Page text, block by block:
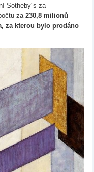
Sotheby´s za
za 230,8 milionů
za kterou bylo prodáno